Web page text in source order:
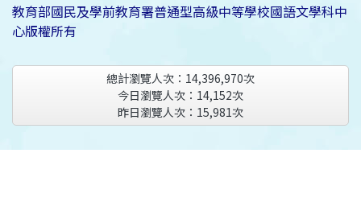
教育部國民及學前教育署普通型高級中等學校國語文學科中
心版權所有
總計瀏覽人次： 14,396,970次
今日瀏覽人次： 14,152次
昨日瀏覽人次： 15,981次